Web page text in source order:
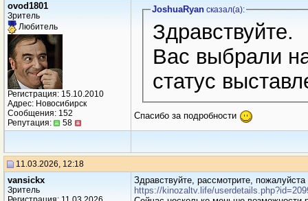
ovod1801
Зритель
Любитель
Регистрация: 15.10.2010
Адрес: Новосибирск
Сообщения: 152
Репутация:
58
JoshuaRyanсказал(a):
Здравствуйте.
Вас выбрали
статус
Спасибо за подробности
11.03.2026, 12:18
vansickx
Зритель
Здравствуйте, рассмотрите, пожалуйста
https://kinozaltv.life/